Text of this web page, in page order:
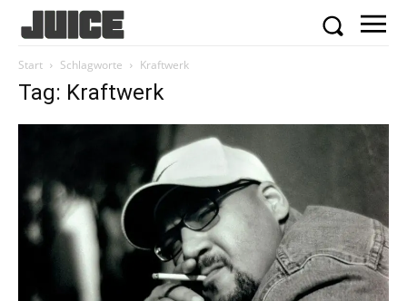
Start Schlagworte Kraftwerk
Tag: Kraftwerk